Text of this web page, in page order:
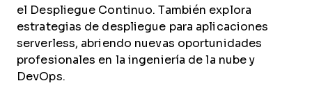
el Despliegue Continuo. También explora
estrategias de despliegue para aplicaciones
serverless, abriendo nuevas oportunidades
profesionales en la ingeniería de la nube y
DevOps.